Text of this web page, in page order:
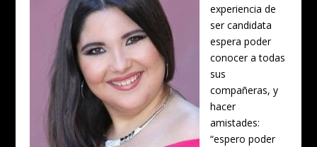
experiencia de
ser candidata
espera poder
conocer a todas
sus
compañeras, y
hacer
amistades:
“espero poder